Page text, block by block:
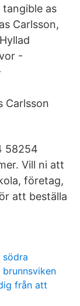
tangible as
Carlsson,
-
Carlsson
58254
Vill ni att
företag,
att beställa
södra
brunnsviken
från att